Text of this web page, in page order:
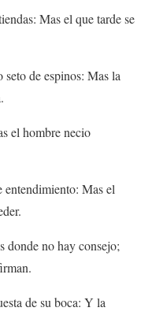
Mas el que tarde se
de espinos: Mas la
el hombre necio
entendimiento: Mas el
donde no hay consejo;
de su boca: Y la